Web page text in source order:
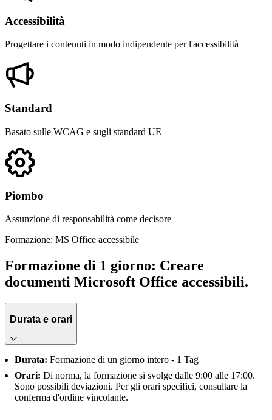
Accessibilità
Progettare i contenuti in modo indipendente per l'accessibilità
Standard
Basato sulle WCAG e sugli standard UE
Piombo
Assunzione di responsabilità come decisore
Formazione: MS Office accessibile
Formazione di 1 giorno: Creare
documenti Microsoft Office accessibili.
Durata e orari
Durata: Formazione di un giorno intero - 1 Tag
Orari: Di norma, la formazione si svolge dalle 9:00 alle 17:00.
Sono possibili deviazioni. Per gli orari specifici, consultare la
conferma d'ordine vincolante.